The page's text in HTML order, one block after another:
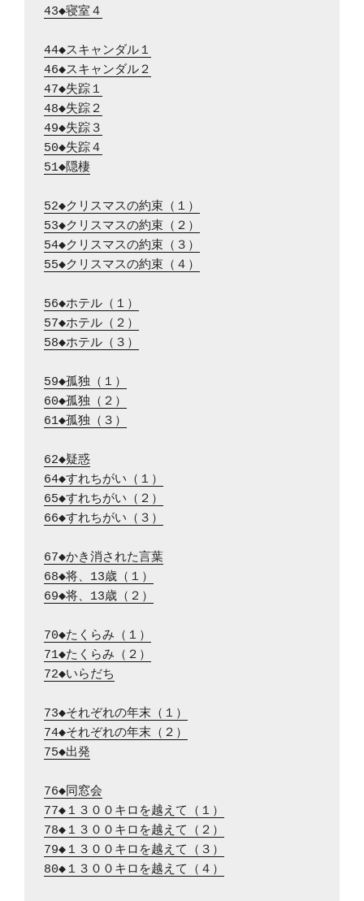
43◆寝室４
44◆スキャンダル１
46◆スキャンダル２
47◆失踪１
48◆失踪２
49◆失踪３
50◆失踪４
51◆隠棲
52◆クリスマスの約束（１）
53◆クリスマスの約束（２）
54◆クリスマスの約束（３）
55◆クリスマスの約束（４）
56◆ホテル（１）
57◆ホテル（２）
58◆ホテル（３）
59◆孤独（１）
60◆孤独（２）
61◆孤独（３）
62◆疑惑
64◆すれちがい（１）
65◆すれちがい（２）
66◆すれちがい（３）
67◆かき消された言葉
68◆将、13歳（１）
69◆将、13歳（２）
70◆たくらみ（１）
71◆たくらみ（２）
72◆いらだち
73◆それぞれの年末（１）
74◆それぞれの年末（２）
75◆出発
76◆同窓会
77◆１３００キロを越えて（１）
78◆１３００キロを越えて（２）
79◆１３００キロを越えて（３）
80◆１３００キロを越えて（４）